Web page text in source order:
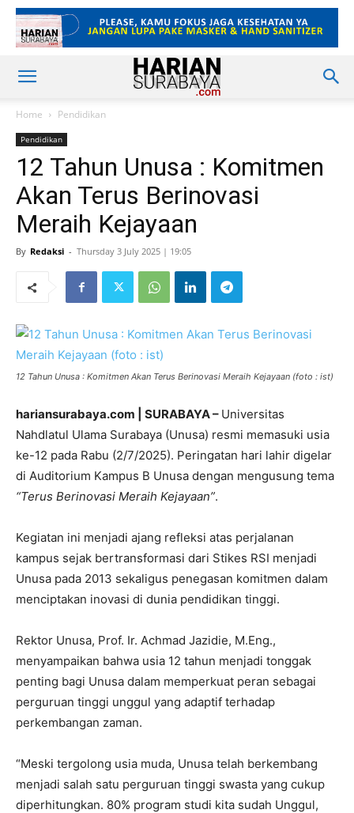
Home Pendidikan
Pendidikan
12 Tahun Unusa : Komitmen
Akan Terus Berinovasi
Meraih Kejayaan
By Redaksi - Thursday 3 July 2025 | 19:05
12 Tahun Unusa : Komitmen Akan Terus Berinovasi Meraih Kejayaan (foto : ist)
hariansurabaya.com | SURABAYA – Universitas
Nahdlatul Ulama Surabaya (Unusa) resmi memasuki usia
ke-12 pada Rabu (2/7/2025). Peringatan hari lahir digelar
di Auditorium Kampus B Unusa dengan mengusung tema
“Terus Berinovasi Meraih Kejayaan”.
Kegiatan ini menjadi ajang refleksi atas perjalanan
kampus sejak bertransformasi dari Stikes RSI menjadi
Unusa pada 2013 sekaligus penegasan komitmen dalam
menciptakan inovasi di dunia pendidikan tinggi.
Rektor Unusa, Prof. Ir. Achmad Jazidie, M.Eng.,
menyampaikan bahwa usia 12 tahun menjadi tonggak
penting bagi Unusa dalam memperkuat peran sebagai
perguruan tinggi unggul yang adaptif terhadap
perkembangan zaman.
“Meski tergolong usia muda, Unusa telah berkembang
menjadi salah satu perguruan tinggi swasta yang cukup
diperhitungkan. 80% program studi kita sudah Unggul,